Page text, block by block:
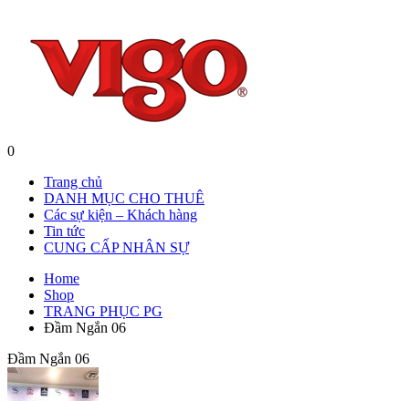
0
Trang chủ
DANH MỤC CHO THUÊ
Các sự kiện – Khách hàng
Tin tức
CUNG CẤP NHÂN SỰ
Home
Shop
TRANG PHỤC PG
Đầm Ngắn 06
Đầm Ngắn 06